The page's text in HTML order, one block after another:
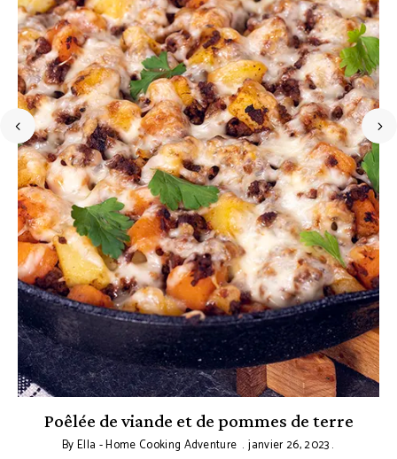
Poêlée de viande et de pommes de terre
ByElla - Home Cooking Adventure janvier 26, 2023